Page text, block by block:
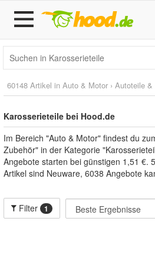
60148 Artikel in Auto & Motor › Autoteile &
Karosserieteile bei Hood.de
Im Bereich "Auto & Motor" findest du
Zubehör" in der Kategorie
Angebote starten bei günstigen 1,51 €.
Artikel sind Neuware, 6038 Angebote
Filter 1